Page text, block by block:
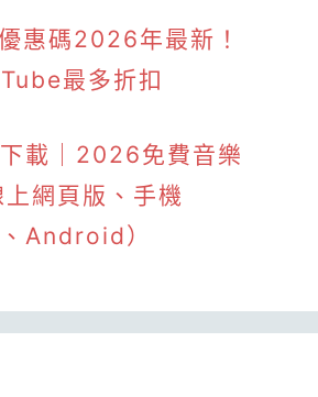
惠碼2026年最新！
最多折扣
載｜2026免費音樂
網頁版、手機
Android）